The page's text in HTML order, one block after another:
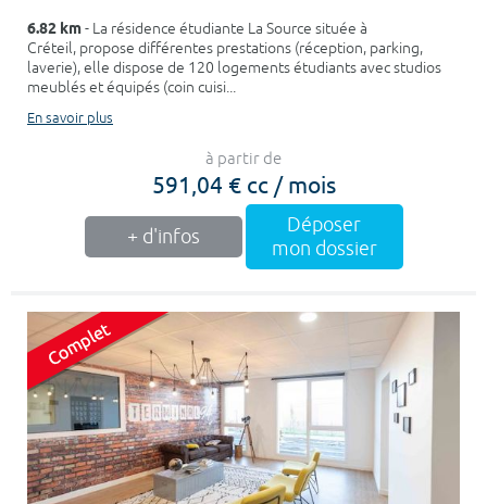
6.82 km- La résidence étudiante La Source située à
Créteil, propose différentes prestations (réception, parking,
laverie), elle dispose de 120 logements étudiants avec studios
meublés et équipés (coin cuisi...
En savoir plus
à partir de
591,04 € cc / mois
+ d'infos
Déposer
mon dossier